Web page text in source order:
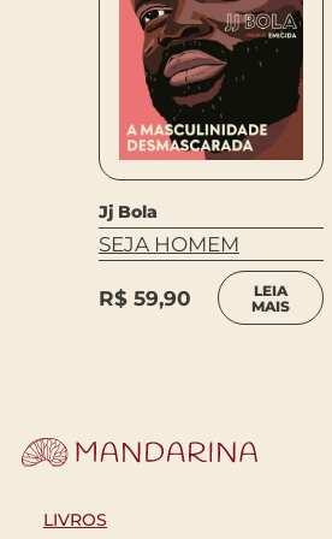
Jj Bola
SEJA HOMEM
R$ 59,90
LEIA
MAIS
LIVROS